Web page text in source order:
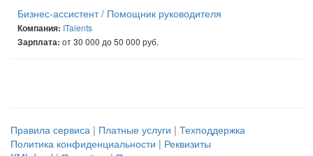
Бизнес-ассистент / Помощник руководителя
Компания: ITalents
Зарплата: от 30 000 до 50 000 руб.
Правила сервиса | Платные услуги | Техподдержка
Политика конфиденциальности | Реквизиты